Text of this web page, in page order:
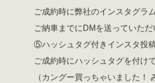
ご成約時に弊社のインスタグラ
ご納車までにDMを送っていた
⑤ハッシュタグ付きインスタ投
ご成約時にハッシュタグを付け
（カングー買っちゃいました！